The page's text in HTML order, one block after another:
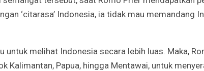
‘citarasa’ Indonesia, ia tidak mau memandang
untuk melihat Indonesia secara lebih luas. Maka,
Kalimantan, Papua, hingga Mentawai, untuk